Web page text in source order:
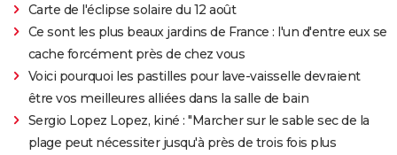
Carte de l'éclipse solaire du 12 août
Ce sont les plus beaux jardins de France : l'un d'entre eux se
cache forcément près de chez vous
Voici pourquoi les pastilles pour lave-vaisselle devraient
être vos meilleures alliées dans la salle de bain
Sergio Lopez Lopez, kiné : "Marcher sur le sable sec de la
plage peut nécessiter jusqu'à près de trois fois plus